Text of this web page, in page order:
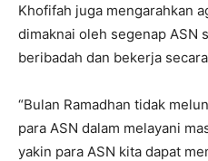
Khofifah juga mengarahkan
dimaknai oleh segenap ASN
beribadah dan bekerja
“Bulan Ramadhan tidak
para ASN dalam melayani
yakin para ASN kita dapat